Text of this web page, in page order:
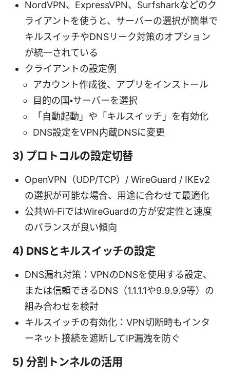
NordVPN、ExpressVPN、Surfsharkなどのク
ライアントを使うと、サーバーの選択が簡単で
キルスイッチやDNSリーク対策のオプション
が統一されている
クライアントの設定例
アカウント作成後、アプリをインストール
目的の国・サーバーを選択
「自動起動」や「キルスイッチ」を有効化
DNS設定をVPN内蔵DNSに変更
3) プロトコルの設定切替
OpenVPN（UDP/TCP）/ WireGuard / IKEv2
の選択が可能な場合、用途に合わせて最適化
公共Wi‑FiではWireGuardの方が安定性と速度
のバランスが良い傾向
4) DNSとキルスイッチの設定
DNS漏れ対策：VPNのDNSを使用する設定、
または信頼できるDNS（1.1.1.1や9.9.9.9等）の
組み合わせを検討
キルスイッチの有効化：VPN切断時もインタ
ーネット接続を遮断してIP漏洩を防ぐ
5) 分割トンネルの活用